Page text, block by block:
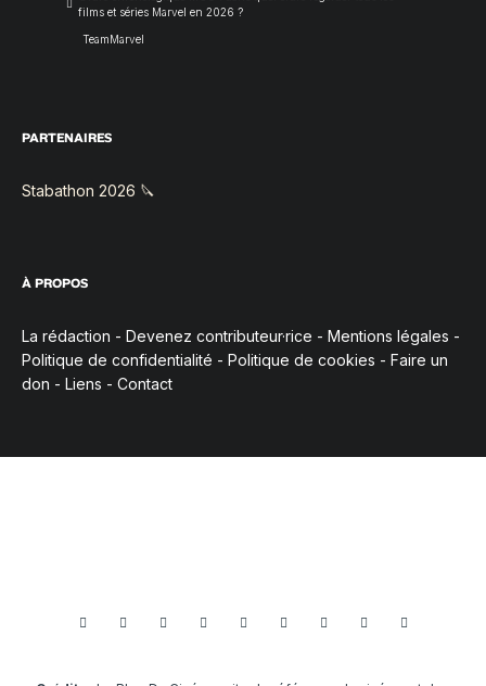
films et séries Marvel en 2026 ?
TeamMarvel
PARTENAIRES
Stabathon 2026 🔪
À PROPOS
La rédaction - Devenez contributeur·rice - Mentions légales -
Politique de confidentialité - Politique de cookies - Faire un
don - Liens - Contact